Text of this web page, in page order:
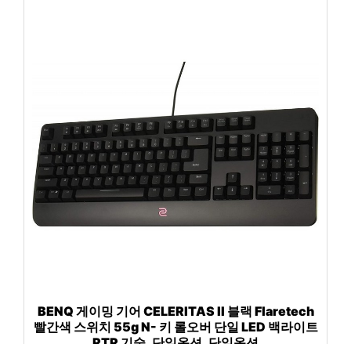
BENQ 게이밍 기어 CELERITAS II 블랙 Flaretech
빨간색 스위치 55g N- 키 롤오버 단일 LED 백라이트